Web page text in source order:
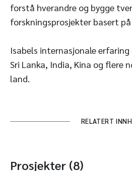
forstå hverandre og bygge
forskningsprosjekter basert
Isabels internasjonale
Sri Lanka, India, Kina og flere
land.
RELATERT
Prosjekter (8)